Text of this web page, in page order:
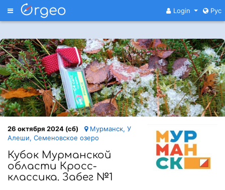
Меню Login Рус
26 октября 2024 (сб)
Мурманск, У
Алеши, Семеновское озеро
Кубок Мурманской
области Кросс-
классика. Забег №1